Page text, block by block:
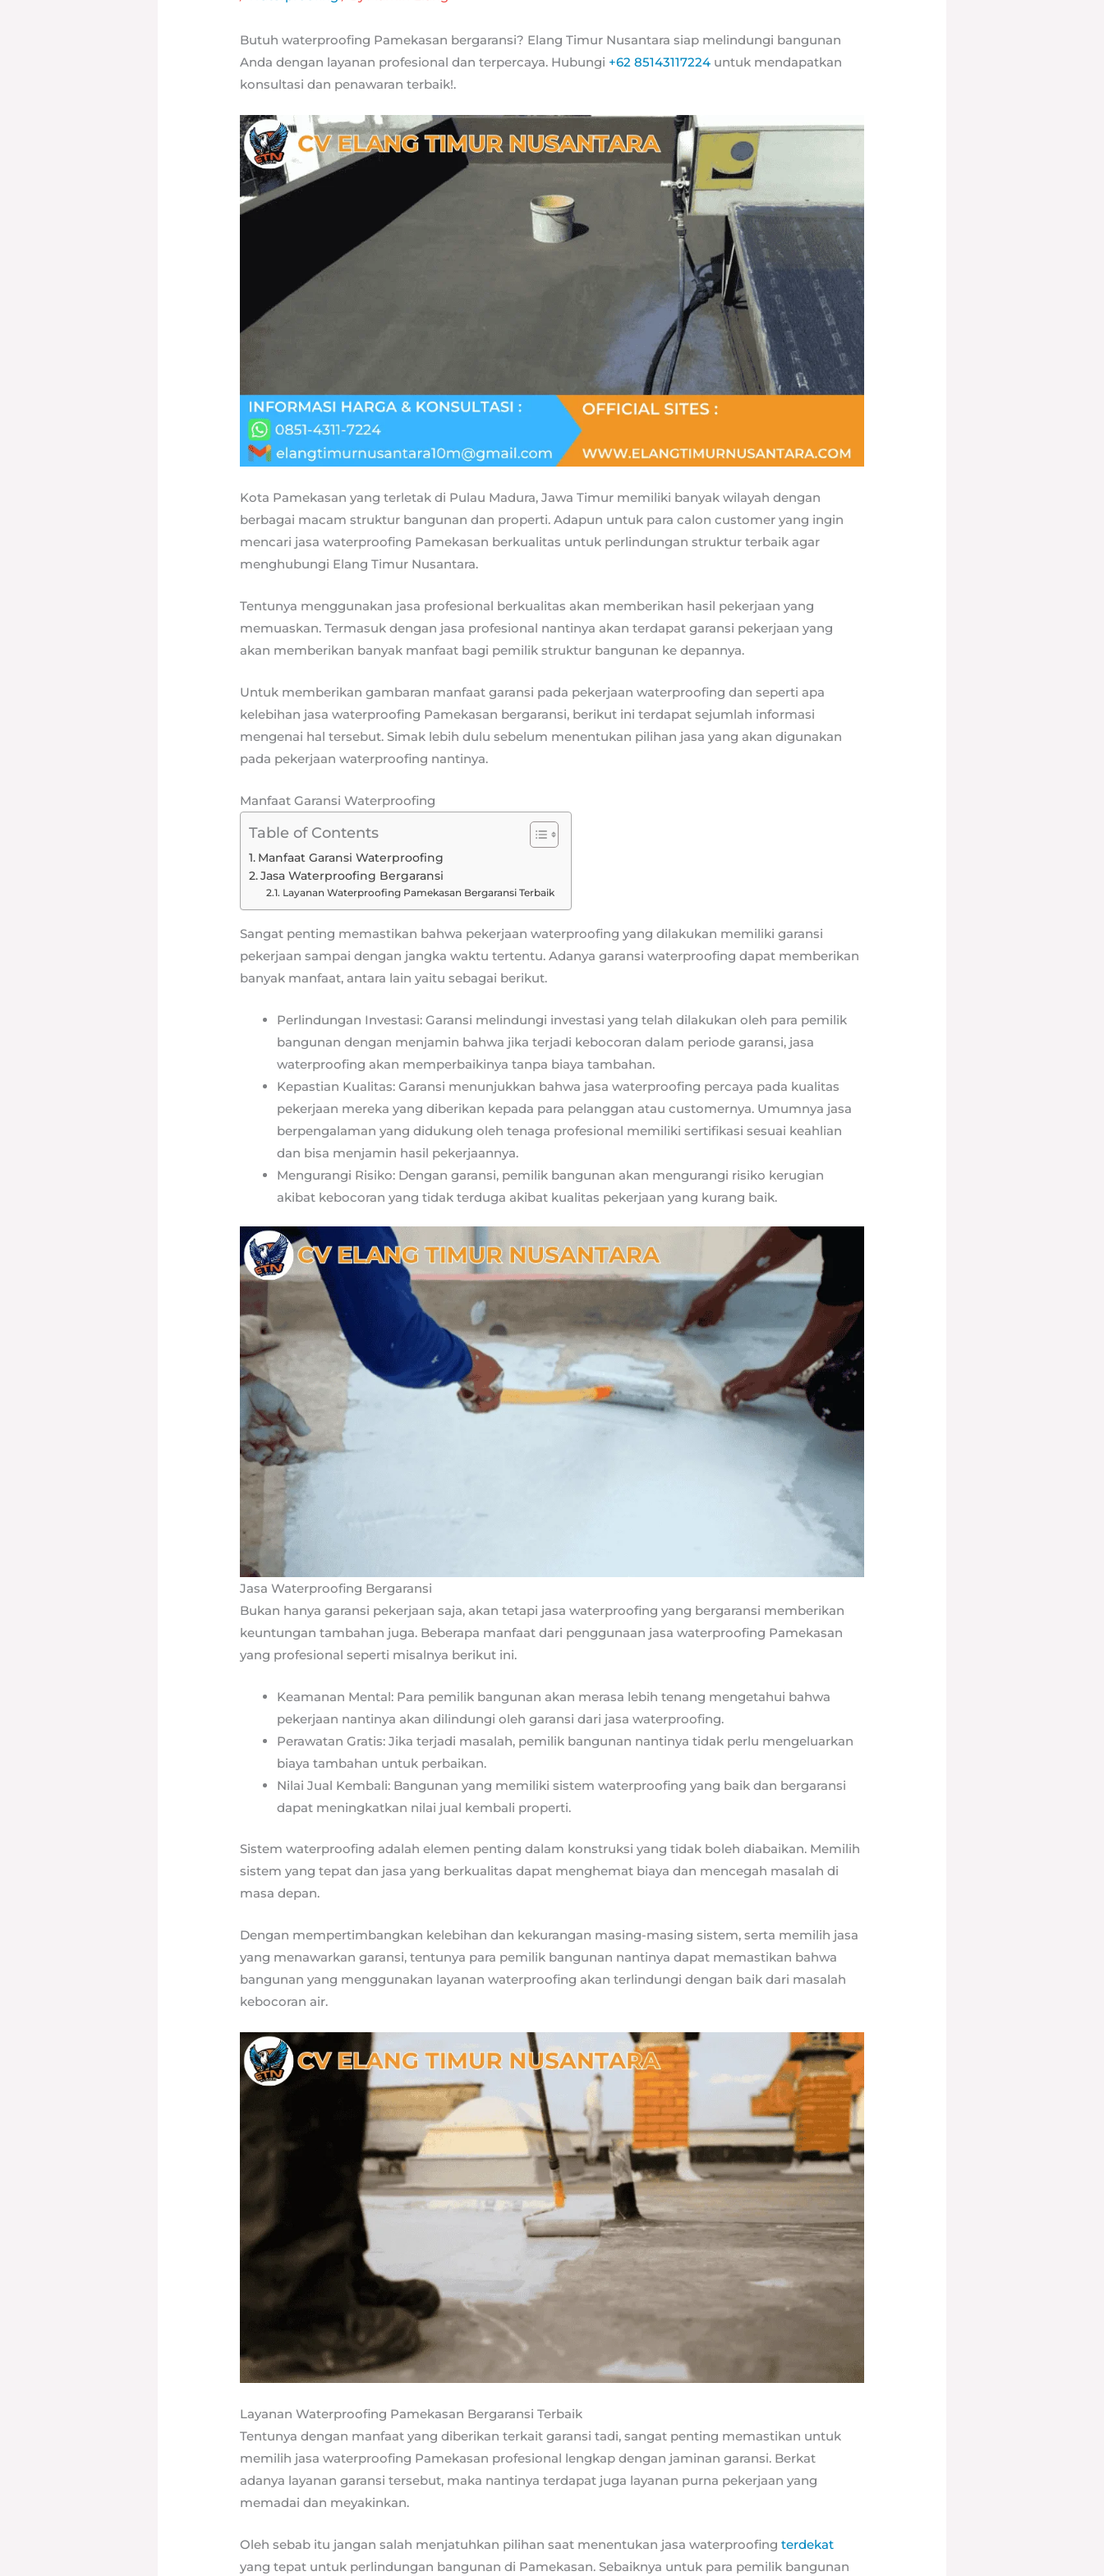
Butuh waterproofing Pamekasan bergaransi? Elang Timur Nusantara siap melindungi bangunan
Anda dengan layanan profesional dan terpercaya. Hubungi +62 85143117224 untuk mendapatkan
konsultasi dan penawaran terbaik!.
Kota Pamekasan yang terletak di Pulau Madura, Jawa Timur memiliki banyak wilayah dengan
berbagai macam struktur bangunan dan properti. Adapun untuk para calon customer yang ingin
mencari jasa waterproofing Pamekasan berkualitas untuk perlindungan struktur terbaik agar
menghubungi Elang Timur Nusantara.
Tentunya menggunakan jasa profesional berkualitas akan memberikan hasil pekerjaan yang
memuaskan. Termasuk dengan jasa profesional nantinya akan terdapat garansi pekerjaan yang
akan memberikan banyak manfaat bagi pemilik struktur bangunan ke depannya.
Untuk memberikan gambaran manfaat garansi pada pekerjaan waterproofing dan seperti apa
kelebihan jasa waterproofing Pamekasan bergaransi, berikut ini terdapat sejumlah informasi
mengenai hal tersebut. Simak lebih dulu sebelum menentukan pilihan jasa yang akan digunakan
pada pekerjaan waterproofing nantinya.
Manfaat Garansi Waterproofing
Table of Contents
Manfaat Garansi Waterproofing
Jasa Waterproofing Bergaransi
Layanan Waterproofing Pamekasan Bergaransi Terbaik
Sangat penting memastikan bahwa pekerjaan waterproofing yang dilakukan memiliki garansi
pekerjaan sampai dengan jangka waktu tertentu. Adanya garansi waterproofing dapat memberikan
banyak manfaat, antara lain yaitu sebagai berikut.
Perlindungan Investasi: Garansi melindungi investasi yang telah dilakukan oleh para pemilik
bangunan dengan menjamin bahwa jika terjadi kebocoran dalam periode garansi, jasa
waterproofing akan memperbaikinya tanpa biaya tambahan.
Kepastian Kualitas: Garansi menunjukkan bahwa jasa waterproofing percaya pada kualitas
pekerjaan mereka yang diberikan kepada para pelanggan atau customernya. Umumnya jasa
berpengalaman yang didukung oleh tenaga profesional memiliki sertifikasi sesuai keahlian
dan bisa menjamin hasil pekerjaannya.
Mengurangi Risiko: Dengan garansi, pemilik bangunan akan mengurangi risiko kerugian
akibat kebocoran yang tidak terduga akibat kualitas pekerjaan yang kurang baik.
Jasa Waterproofing Bergaransi
Bukan hanya garansi pekerjaan saja, akan tetapi jasa waterproofing yang bergaransi memberikan
keuntungan tambahan juga. Beberapa manfaat dari penggunaan jasa waterproofing Pamekasan
yang profesional seperti misalnya berikut ini.
Keamanan Mental: Para pemilik bangunan akan merasa lebih tenang mengetahui bahwa
pekerjaan nantinya akan dilindungi oleh garansi dari jasa waterproofing.
Perawatan Gratis: Jika terjadi masalah, pemilik bangunan nantinya tidak perlu mengeluarkan
biaya tambahan untuk perbaikan.
Nilai Jual Kembali: Bangunan yang memiliki sistem waterproofing yang baik dan bergaransi
dapat meningkatkan nilai jual kembali properti.
Sistem waterproofing adalah elemen penting dalam konstruksi yang tidak boleh diabaikan. Memilih
sistem yang tepat dan jasa yang berkualitas dapat menghemat biaya dan mencegah masalah di
masa depan.
Dengan mempertimbangkan kelebihan dan kekurangan masing-masing sistem, serta memilih jasa
yang menawarkan garansi, tentunya para pemilik bangunan nantinya dapat memastikan bahwa
bangunan yang menggunakan layanan waterproofing akan terlindungi dengan baik dari masalah
kebocoran air.
Layanan Waterproofing Pamekasan Bergaransi Terbaik
Tentunya dengan manfaat yang diberikan terkait garansi tadi, sangat penting memastikan untuk
memilih jasa waterproofing Pamekasan profesional lengkap dengan jaminan garansi. Berkat
adanya layanan garansi tersebut, maka nantinya terdapat juga layanan purna pekerjaan yang
memadai dan meyakinkan.
Oleh sebab itu jangan salah menjatuhkan pilihan saat menentukan jasa waterproofingterdekat
yang tepat untuk perlindungan bangunan di Pamekasan. Sebaiknya untuk para pemilik bangunan